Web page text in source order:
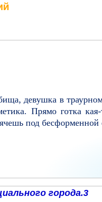
девушка в
Прямо готка
под бесформенной
города.3